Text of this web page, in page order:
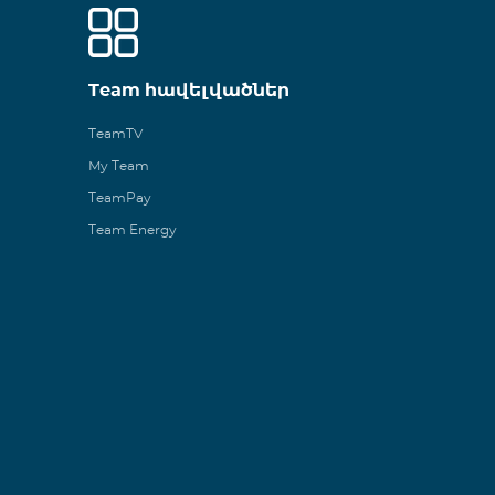
Team հավելվածներ
TeamTV
My Team
TeamPay
Team Energy